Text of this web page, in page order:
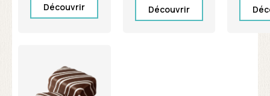
Découvrir Découvrir